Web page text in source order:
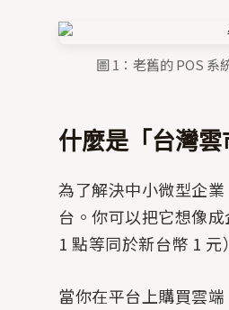
圖 1：老舊的 POS 系
什麼是「台灣雲
為了解決中小微型企
台。你可以把它想像
1 點等同於新台幣 1
當你在平台上購買雲